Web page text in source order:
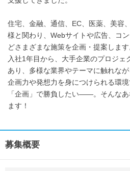
住宅、金融、通信、EC、医薬、美容
様と関わり、Webサイトや広告、コ
どさまざまな施策を企画・提案します
入社1年目から、大手企業のプロジェ
あり、多様な業界やテーマに触れな
企画力や発想力を身につけられる環境
「企画」で勝負したい――。そんな
ます！
募集概要